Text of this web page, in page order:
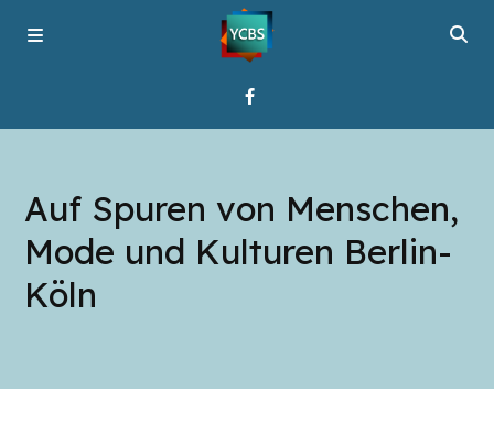
Programme
Über YCBS
Auf Spuren von Menschen,
Mode und Kulturen Berlin-
Köln